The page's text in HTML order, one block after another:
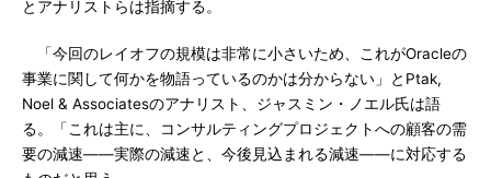
とアナリストらは指摘する。
「今回のレイオフの規模は非常に小さいため、これがOracleの
事業に関して何かを物語っているのかは分からない」とPtak,
Noel & Associatesのアナリスト、ジャスミン・ノエル氏は語
る。「これは主に、コンサルティングプロジェクトへの顧客の需
要の減速――実際の減速と、今後見込まれる減速――に対応する